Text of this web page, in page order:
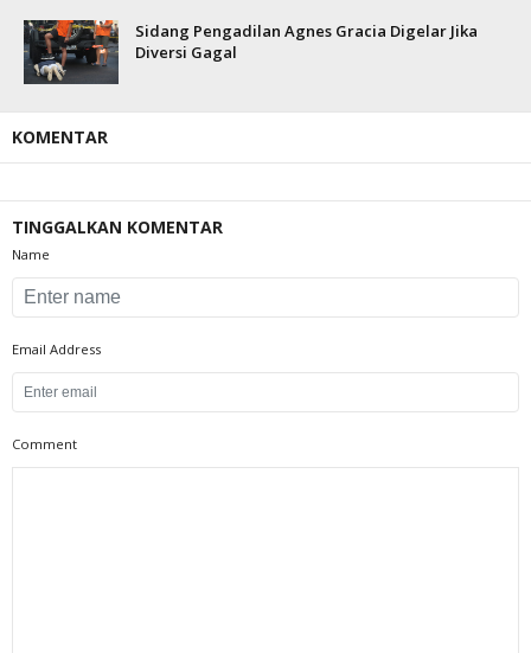
Sidang Pengadilan Agnes Gracia Digelar Jika
Diversi Gagal
KOMENTAR
TINGGALKAN KOMENTAR
Name
Email Address
Comment